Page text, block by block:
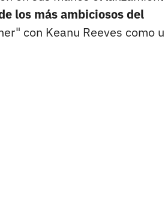
los más ambiciosos del
con Keanu Reeves como